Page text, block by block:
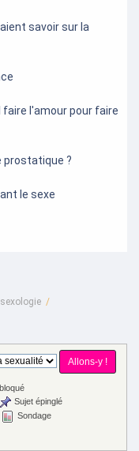
savoir sur la
l'amour pour faire
prostatique ?
le sexe
/
bloqué
Sujet épinglé
Sondage